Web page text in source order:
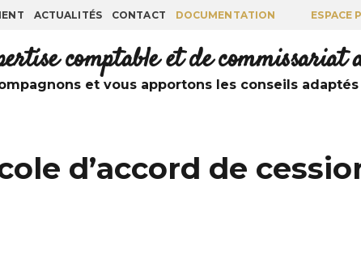
ACTUALITÉS CONTACT DOCUMENTATION ESPACE
comptable et de commissariat
et vous apportons les conseils
d’accord de